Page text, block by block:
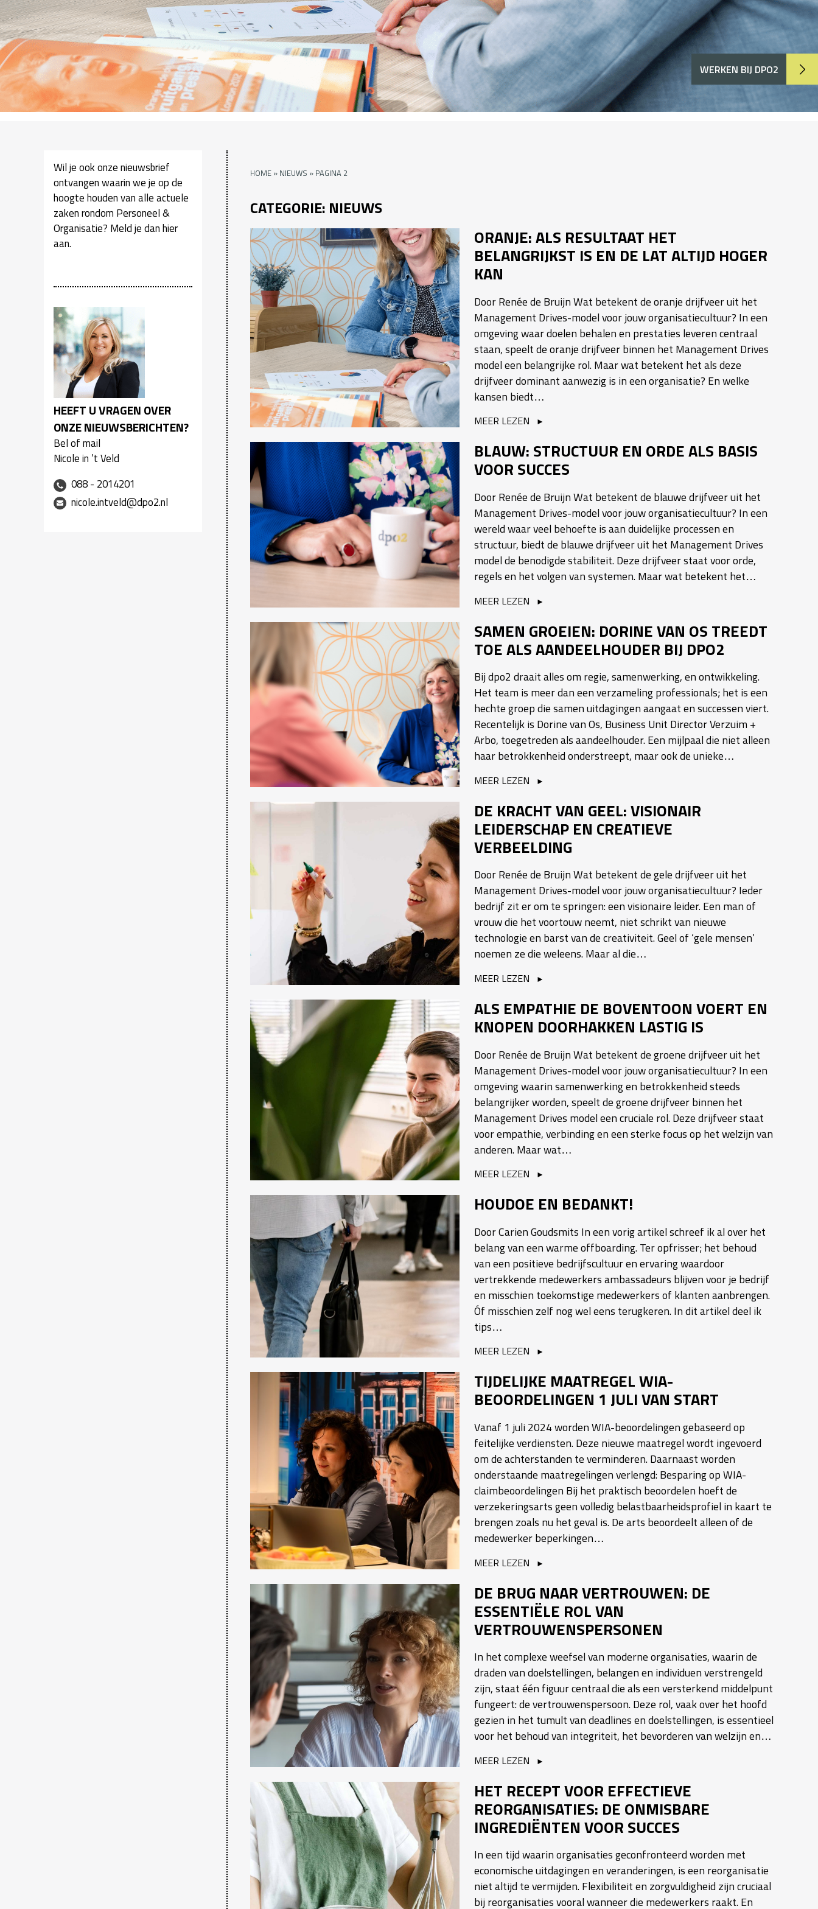
WERKEN BIJ DPO2
Wil je ook onze nieuwsbrief
ontvangen waarin we je op de
hoogte houden van alle actuele
zaken rondom Personeel &
Organisatie? Meld je dan hier
aan.
HEEFT U VRAGEN OVER
ONZE NIEUWSBERICHTEN?
Bel of mail
Nicole in ’t Veld
088 - 2014201
nicole.intveld@dpo2.nl
HOME» NIEUWS » PAGINA 2
CATEGORIE: NIEUWS
ORANJE: ALS RESULTAAT HET
BELANGRIJKST IS EN DE LAT ALTIJD HOGER
KAN
Door Renée de Bruijn Wat betekent de oranje drijfveer uit het
Management Drives-model voor jouw organisatiecultuur? In een
omgeving waar doelen behalen en prestaties leveren centraal
staan, speelt de oranje drijfveer binnen het Management Drives
model een belangrijke rol. Maar wat betekent het als deze
drijfveer dominant aanwezig is in een organisatie? En welke
kansen biedt…
MEER LEZEN
BLAUW: STRUCTUUR EN ORDE ALS BASIS
VOOR SUCCES
Door Renée de Bruijn Wat betekent de blauwe drijfveer uit het
Management Drives-model voor jouw organisatiecultuur? In een
wereld waar veel behoefte is aan duidelijke processen en
structuur, biedt de blauwe drijfveer uit het Management Drives
model de benodigde stabiliteit. Deze drijfveer staat voor orde,
regels en het volgen van systemen. Maar wat betekent het…
MEER LEZEN
SAMEN GROEIEN: DORINE VAN OS TREEDT
TOE ALS AANDEELHOUDER BIJ DPO2
Bij dpo2 draait alles om regie, samenwerking, en ontwikkeling.
Het team is meer dan een verzameling professionals; het is een
hechte groep die samen uitdagingen aangaat en successen viert.
Recentelijk is Dorine van Os, Business Unit Director Verzuim +
Arbo, toegetreden als aandeelhouder. Een mijlpaal die niet alleen
haar betrokkenheid onderstreept, maar ook de unieke…
MEER LEZEN
DE KRACHT VAN GEEL: VISIONAIR
LEIDERSCHAP EN CREATIEVE
VERBEELDING
Door Renée de Bruijn Wat betekent de gele drijfveer uit het
Management Drives-model voor jouw organisatiecultuur? Ieder
bedrijf zit er om te springen: een visionaire leider. Een man of
vrouw die het voortouw neemt, niet schrikt van nieuwe
technologie en barst van de creativiteit. Geel of ‘gele mensen’
noemen ze die weleens. Maar al die…
MEER LEZEN
ALS EMPATHIE DE BOVENTOON VOERT EN
KNOPEN DOORHAKKEN LASTIG IS
Door Renée de Bruijn Wat betekent de groene drijfveer uit het
Management Drives-model voor jouw organisatiecultuur? In een
omgeving waarin samenwerking en betrokkenheid steeds
belangrijker worden, speelt de groene drijfveer binnen het
Management Drives model een cruciale rol. Deze drijfveer staat
voor empathie, verbinding en een sterke focus op het welzijn van
anderen. Maar wat…
MEER LEZEN
HOUDOE EN BEDANKT!
Door Carien Goudsmits In een vorig artikel schreef ik al over het
belang van een warme offboarding. Ter opfrisser; het behoud
van een positieve bedrijfscultuur en ervaring waardoor
vertrekkende medewerkers ambassadeurs blijven voor je bedrijf
en misschien toekomstige medewerkers of klanten aanbrengen.
Óf misschien zelf nog wel eens terugkeren. In dit artikel deel ik
tips…
MEER LEZEN
TIJDELIJKE MAATREGEL WIA-
BEOORDELINGEN 1 JULI VAN START
Vanaf 1 juli 2024 worden WIA-beoordelingen gebaseerd op
feitelijke verdiensten. Deze nieuwe maatregel wordt ingevoerd
om de achterstanden te verminderen. Daarnaast worden
onderstaande maatregelingen verlengd: Besparing op WIA-
claimbeoordelingen Bij het praktisch beoordelen hoeft de
verzekeringsarts geen volledig belastbaarheidsprofiel in kaart te
brengen zoals nu het geval is. De arts beoordeelt alleen of de
medewerker beperkingen…
MEER LEZEN
DE BRUG NAAR VERTROUWEN: DE
ESSENTIËLE ROL VAN
VERTROUWENSPERSONEN
In het complexe weefsel van moderne organisaties, waarin de
draden van doelstellingen, belangen en individuen verstrengeld
zijn, staat één figuur centraal die als een versterkend middelpunt
fungeert: de vertrouwenspersoon. Deze rol, vaak over het hoofd
gezien in het tumult van deadlines en doelstellingen, is essentieel
voor het behoud van integriteit, het bevorderen van welzijn en…
MEER LEZEN
HET RECEPT VOOR EFFECTIEVE
REORGANISATIES: DE ONMISBARE
INGREDIËNTEN VOOR SUCCES
In een tijd waarin organisaties geconfronteerd worden met
economische uitdagingen en veranderingen, is een reorganisatie
niet altijd te vermijden. Flexibiliteit en zorgvuldigheid zijn cruciaal
bij reorganisaties vooral wanneer die medewerkers raakt. En